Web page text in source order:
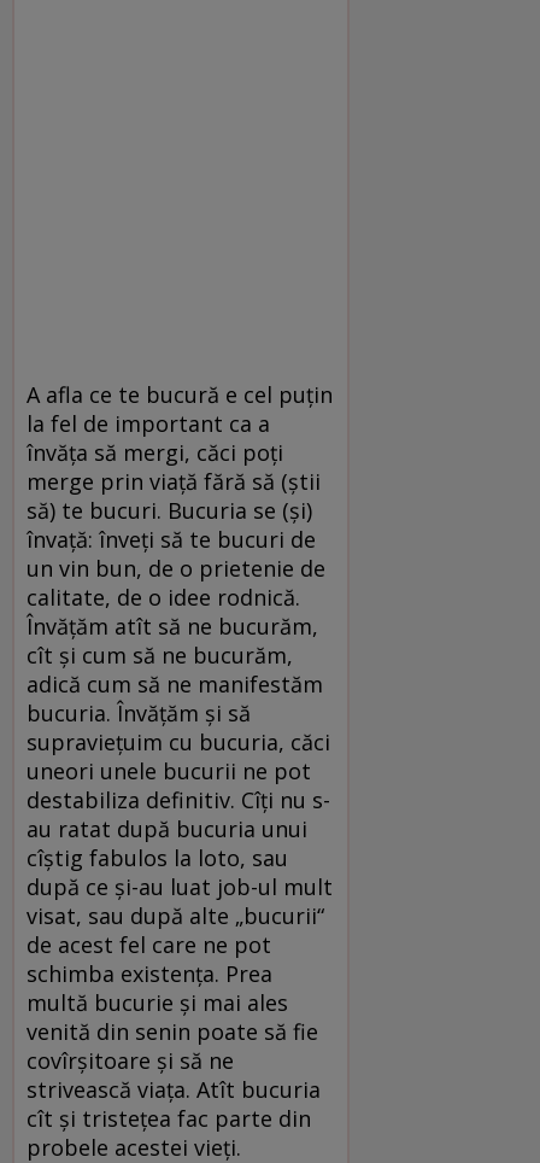
A afla ce te bucură e cel puţin
la fel de important ca a
învăţa să mergi, căci poţi
merge prin viaţă fără să (ştii
să) te bucuri. Bucuria se (şi)
învaţă: înveţi să te bucuri de
un vin bun, de o prietenie de
calitate, de o idee rodnică.
Învăţăm atît să ne bucurăm,
cît şi cum să ne bucurăm,
adică cum să ne manifestăm
bucuria. Învăţăm şi să
supravieţuim cu bucuria, căci
uneori unele bucurii ne pot
destabiliza definitiv. Cîţi nu s-
au ratat după bucuria unui
cîştig fabulos la loto, sau
după ce şi-au luat job-ul mult
visat, sau după alte „bucurii“
de acest fel care ne pot
schimba existenţa. Prea
multă bucurie şi mai ales
venită din senin poate să fie
covîrşitoare şi să ne
strivească viaţa. Atît bucuria
cît şi tristeţea fac parte din
probele acestei vieţi.